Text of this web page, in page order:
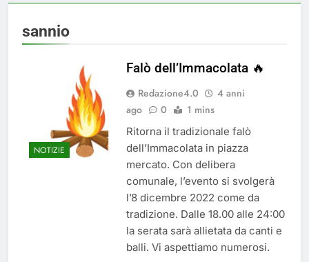
PARZIALE REVOCA DEL DIVIETO
4 Mesi Ago
Savignano Irpino: Ordinanza n. 7
del 26 Marzo 2026
4 Mesi Ago
Mangiaplastica: Più ricicli, più
risparmi!
10 Mesi Ago
Postamat chiuso di notte a
Savignano: misura anti-rapina
fino alle 8:30
11 Mesi Ago
💡 Savignano 4.0 si rinnova: scopri
la nuova grafica del blog dedicato
al futuro del nostro paese
1 Anno Ago
sannio
NOTIZIE
Falò dell’Immacolata 🔥
Redazione4.0
4 anni
ago
0 1 mins
Ritorna il tradizionale falò
dell’Immacolata in piazza
mercato. Con delibera
comunale, l’evento si svolgerà
l’8 dicembre 2022 come da
tradizione. Dalle 18.00 alle 24:00
la serata sarà allietata da canti e
balli. Vi aspettiamo numerosi.